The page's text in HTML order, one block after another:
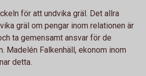
för att undvika gräl. Det allra
gräl om pengar inom relationen är
ta gemensamt ansvar för de
Madelén Falkenhäll, ekonom inom
detta.